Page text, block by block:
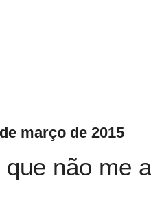
março de 2015
não me